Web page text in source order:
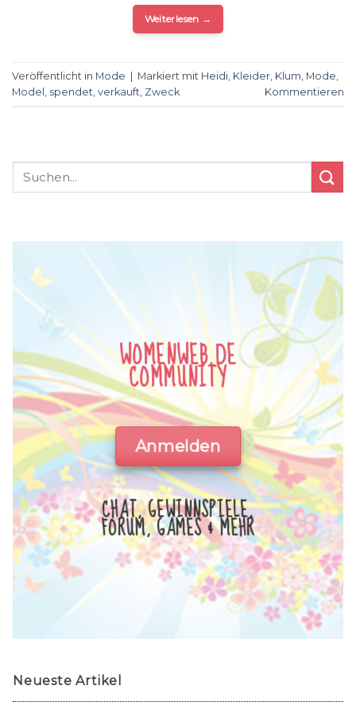
Weiterlesen →
Veröffentlicht in Mode | Markiert mit Heidi Kleider Klum Mode
Model spendet verkauft Zweck Kommentieren
WOMENWEB.DE
COMMUNITY
Anmelden
CHAT, GEWINNSPIELE,
FORUM, GAMES & MEHR
Neueste Artikel